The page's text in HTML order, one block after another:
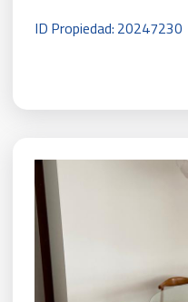
ID Propiedad: 20247230